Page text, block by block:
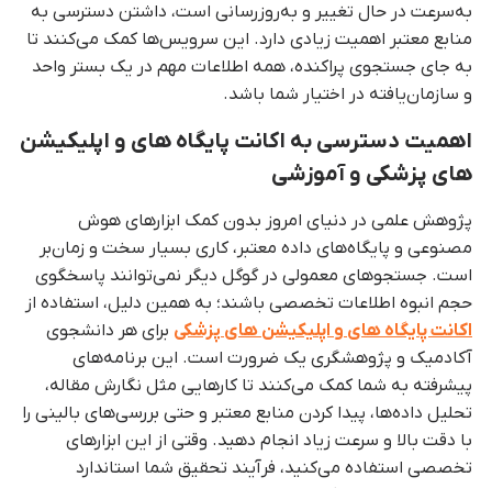
به‌سرعت در حال تغییر و به‌روزرسانی است، داشتن دسترسی به
منابع معتبر اهمیت زیادی دارد. این سرویس‌ها کمک می‌کنند تا
به جای جستجوی پراکنده، همه اطلاعات مهم در یک بستر واحد
و سازمان‌یافته در اختیار شما باشد.
اهمیت دسترسی به اکانت پایگاه های و اپلیکیشن
های پزشکی و آموزشی
پژوهش علمی در دنیای امروز بدون کمک ابزارهای هوش
مصنوعی و پایگاه‌های داده معتبر، کاری بسیار سخت و زمان‌بر
است. جستجوهای معمولی در گوگل دیگر نمی‌توانند پاسخگوی
حجم انبوه اطلاعات تخصصی باشند؛ به همین دلیل، استفاده از
اکانت پایگاه های و اپلیکیشن های پزشکی برای هر دانشجوی
آکادمیک و پژوهشگری یک ضرورت است. این برنامه‌های
پیشرفته به شما کمک می‌کنند تا کارهایی مثل نگارش مقاله،
تحلیل داده‌ها، پیدا کردن منابع معتبر و حتی بررسی‌های بالینی را
با دقت بالا و سرعت زیاد انجام دهید. وقتی از این ابزارهای
تخصصی استفاده می‌کنید، فرآیند تحقیق شما استاندارد